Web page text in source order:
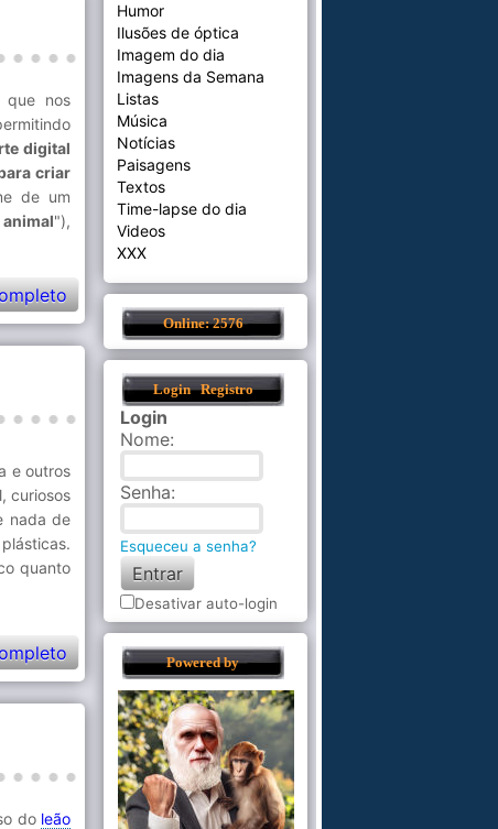
que nos
digital
criar
de um
"),
e outros
curiosos
nada de
quanto
do leão
Humor
Ilusões de óptica
Imagem do dia
Imagens da Semana
Listas
Música
Notícias
Paisagens
Textos
Time-lapse do dia
Videos
XXX
Online: 2576
Login Registro
Login
Nome:
Senha:
Esqueceu a senha?
Desativar auto-login
Powered by